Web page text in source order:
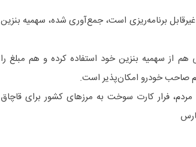
برنامه‌ریزی است، جمع‌آوری شده، سهمیه بنزین
هم از سهمیه بنزین خود استفاده کرده و هم مبلغ را
صاحب خودرو امکان‌پذیر است.
فرار کارت سوخت به مرز‌های کشور برای قاچاق